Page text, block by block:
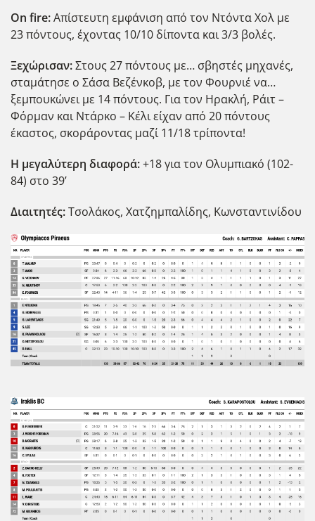
Οn fire:Απίστευτη εμφάνιση από τον Ντόντα Χολ με
23 πόντους, έχοντας 10/10 δίποντα και 3/3 βολές.
Ξεχώρισαν:Στους 27 πόντους με… σβηστές μηχανές,
σταμάτησε ο Σάσα Βεζένκοβ, με τον Φουρνιέ να…
ξεμπουκώνει με 14 πόντους. Για τον Ηρακλή, Ράιτ –
Φόρμαν και Ντάρκο – Κέλι είχαν από 20 πόντους
έκαστος, σκοράροντας μαζί 11/18 τρίποντα!
Η μεγαλύτερη διαφορά:+18 για τον Ολυμπιακό (102-
84) στο 39’
Διαιτητές:Τσολάκος, Χατζημπαλίδης, Κωνσταντινίδου